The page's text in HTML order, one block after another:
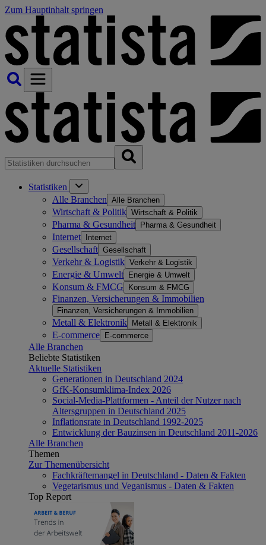
Zum Hauptinhalt springen
Statistiken
Alle Branchen Alle Branchen
Wirtschaft & Politik Wirtschaft & Politik
Pharma & Gesundheit Pharma & Gesundheit
Internet Internet
Gesellschaft Gesellschaft
Verkehr & Logistik Verkehr & Logistik
Energie & Umwelt Energie & Umwelt
Konsum & FMCG Konsum & FMCG
Finanzen, Versicherungen & Immobilien
Finanzen, Versicherungen & Immobilien
Metall & Elektronik Metall & Elektronik
E-commerce E-commerce
Alle Branchen
Beliebte Statistiken
Aktuelle Statistiken
Generationen in Deutschland 2024
GfK-Konsumklima-Index 2026
Social-Media-Plattformen - Anteil der Nutzer nach
Altersgruppen in Deutschland 2025
Inflationsrate in Deutschland 1992-2025
Entwicklung der Bauzinsen in Deutschland 2011-2026
Alle Branchen
Themen
Zur Themenübersicht
Fachkräftemangel in Deutschland - Daten & Fakten
Vegetarismus und Veganismus - Daten & Fakten
Top Report